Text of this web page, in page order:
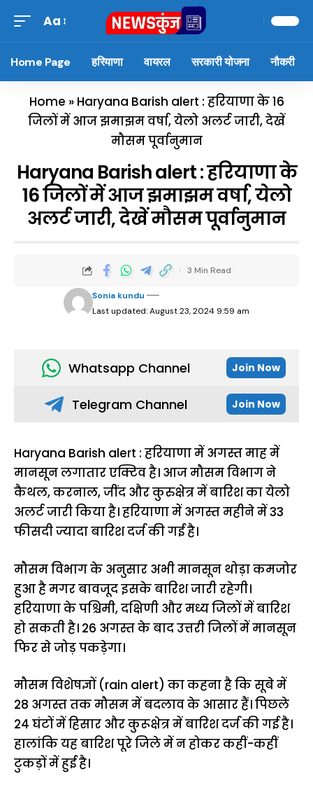
Aa
Home Page हरियाणा वायरल सरकारी योजना नौकरी
Home » Haryana Barish alert : हरियाणा के 16
जिलों में आज झमाझम वर्षा, येलो अलर्ट जारी, देखें
मौसम पूर्वानुमान
Haryana Barish alert : हरियाणा के
16 जिलों में आज झमाझम वर्षा, येलो
अलर्ट जारी, देखें मौसम पूर्वानुमान
Last updated: August 23, 2024 9:59 am
Sonia kundu
3 Min Read
Whatsapp Channel Join Now
Telegram Channel Join Now
Haryana Barish alert : हरियाणा में अगस्त माह में
मानसून लगातार एक्टिव है। आज मौसम विभाग ने
कैथल, करनाल, जींद और कुरुक्षेत्र में बारिश का येलो
अलर्ट जारी किया है। हरियाणा में अगस्त महीने में 33
फीसदी ज्यादा बारिश दर्ज की गई है।
मौसम विभाग के अनुसार अभी मानसून थोड़ा कमजोर
हुआ है मगर बावजूद इसके बारिश जारी रहेगी।
हरियाणा के पश्चिमी, दक्षिणी और मध्य जिलों में बारिश
हो सकती है। 26 अगस्त के बाद उत्तरी जिलों में मानसून
फिर से जोड़ पकड़ेगा।
मौसम विशेषज्ञों (rain alert) का कहना है कि सूबे में
28 अगस्त तक मौसम में बदलाव के आसार हैं। पिछले
24 घंटों में हिसार और कुरूक्षेत्र में बारिश दर्ज की गई है।
हालांकि यह बारिश पूरे जिले में न होकर कहीं-कहीं
टुकड़ों में हुई है।